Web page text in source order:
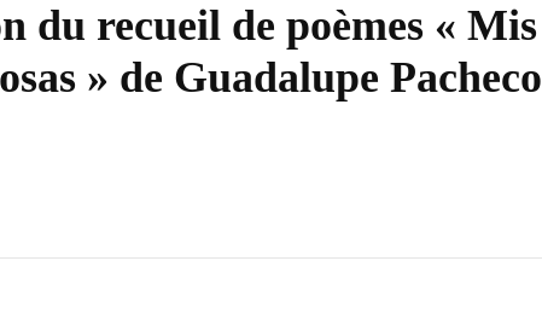
du recueil de poèmes « Mis
» de Guadalupe Pacheco